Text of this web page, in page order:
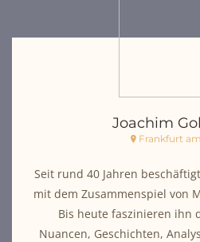
Joachim
Frankfurt
Seit rund 40 Jahren
mit dem Zusammenspiel von
Bis heute faszinieren ihn
Nuancen, Geschichten,